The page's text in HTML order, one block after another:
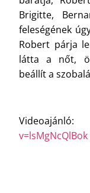
Brigitte,
feleségének
Robert párja
látta a nőt,
beállít a
Videoajánló:
v=lsMgNcQlBok